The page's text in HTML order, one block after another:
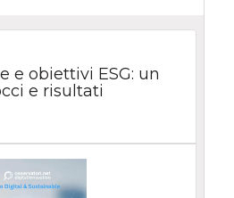
e obiettivi ESG: un
e risultati